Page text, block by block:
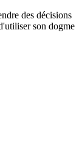
des décisions
son dogme